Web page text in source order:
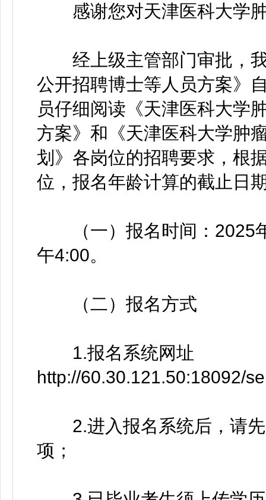
感谢您对天津医科大学肿
经上级主管部门审批，我
公开招聘博士等人员方案》
员仔细阅读《天津医科大学
方案》和《天津医科大学肿
划》各岗位的招聘要求，根
位，报名年龄计算的截止日
（一）报名时间：2025
午4:00。
（二）报名方式
1.报名系统网址
http://60.30.121.50:18092/
2.进入报名系统后，请先
项；